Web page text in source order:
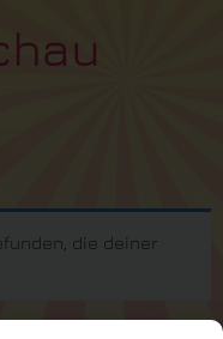
die deiner